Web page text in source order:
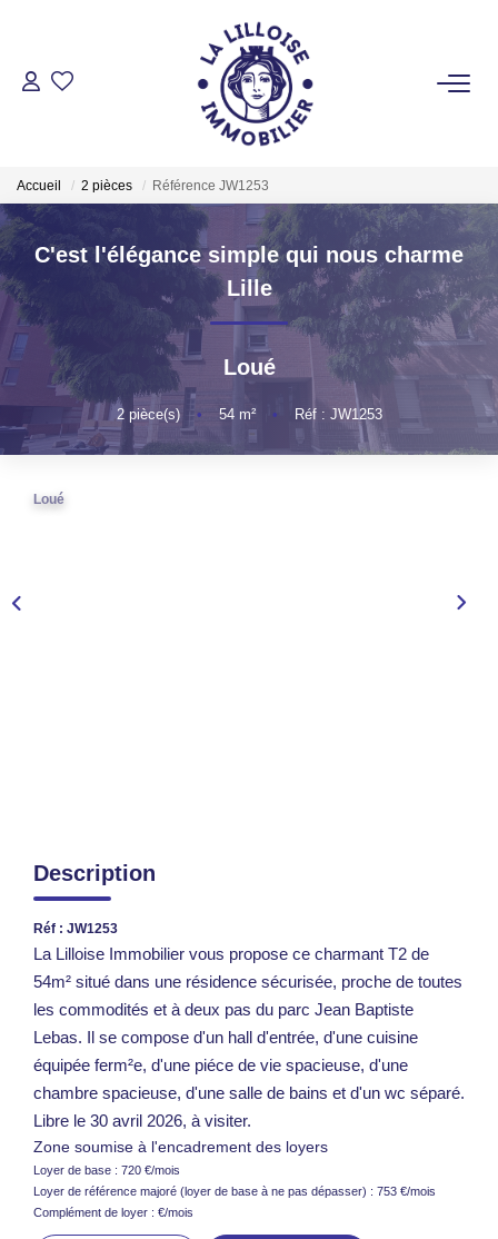
ACHETER
Nos Biens Au Touquet Paris-Plage
Tous Nos Biens
LOUER
VENDRE
GESTION LOCATIVE
Accueil 2 pièces Référence JW1253
C'est l'élégance simple qui nous charme
Lille
Loué
2pièce(s) • 54m² • Réf : JW1253
Loué
Description
Réf : JW1253
La Lilloise Immobilier vous propose ce charmant T2 de
54m² situé dans une résidence sécurisée, proche de toutes
les commodités et à deux pas du parc Jean Baptiste
Lebas. Il se compose d'un hall d'entrée, d'une cuisine
équipée ferm²e, d'une piéce de vie spacieuse, d'une
chambre spacieuse, d'une salle de bains et d'un wc séparé.
Libre le 30 avril 2026, à visiter.
Zone soumise à l'encadrement des loyers
Loyer de base : 720 €/mois
Loyer de référence majoré (loyer de base à ne pas dépasser) : 753 €/mois
Complément de loyer : €/mois